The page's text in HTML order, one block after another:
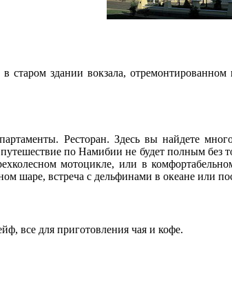
старом здании вокзала,
Ресторан. Здесь вы найдете
путешествие по Намибии не будет полным
мотоцикле, или в
шаре, встреча с дельфинами в океане или
все для приготовления чая и кофе.